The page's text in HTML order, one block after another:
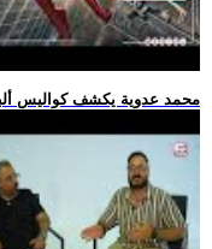
.. محمد عدوية يكشف كواليس